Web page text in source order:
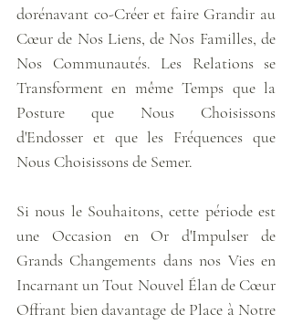
dorénavant co-Créer et faire Grandir au
Cœur de Nos Liens, de Nos Familles, de
Nos Communautés. Les Relations se
Transforment en même Temps que la
Posture que Nous Choisissons
d'Endosser et que les Fréquences que
Nous Choisissons de Semer.
Si nous le Souhaitons, cette période est
une Occasion en Or d'Impulser de
Grands Changements dans nos Vies en
Incarnant un Tout Nouvel Élan de Cœur
Offrant bien davantage de Place à Notre